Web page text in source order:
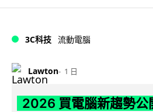
3C科技 流動電腦
Lawton 1 日
2026 買電腦新趨勢公